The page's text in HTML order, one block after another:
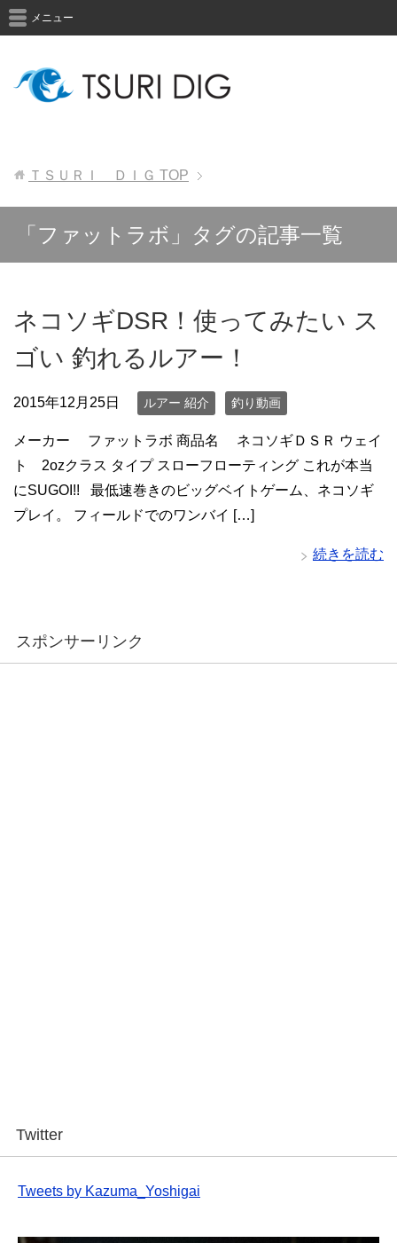
メニュー
ＴＳＵＲＩ ＤＩＧ TOP
「ファットラボ」タグの記事一覧
ネコソギDSR！使ってみたい ス
ゴい 釣れるルアー！
2015年12月25日 ルアー 紹介 釣り動画
メーカー ファットラボ 商品名 ネコソギＤＳＲ ウェイ
ト 2ozクラス タイプ スローフローティング これが本当
にSUGOI!! 最低速巻きのビッグベイトゲーム、ネコソギ
プレイ。 フィールドでのワンバイ […]
続きを読む
スポンサーリンク
Twitter
Tweets by Kazuma_Yoshigai